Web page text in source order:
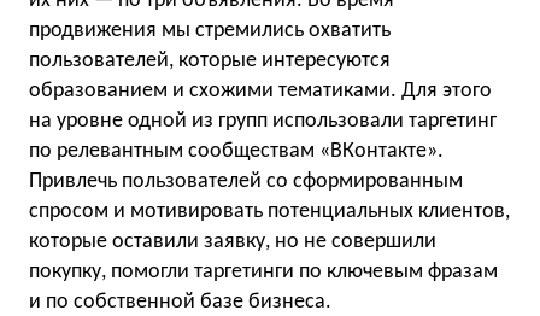
продвижения мы стремились охватить
пользователей, которые интересуются
образованием и схожими тематиками. Для этого
на уровне одной из групп использовали таргетинг
по релевантным сообществам «ВКонтакте».
Привлечь пользователей со сформированным
спросом и мотивировать потенциальных клиентов,
которые оставили заявку, но не совершили
покупку, помогли таргетинги по ключевым фразам
и по собственной базе бизнеса.